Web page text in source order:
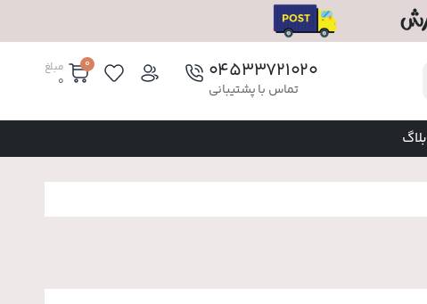
۰۴۵۳۳۷۲۱۰۲۰
تماس با پشتیبانی
مبلغ
0
0
بلاگ